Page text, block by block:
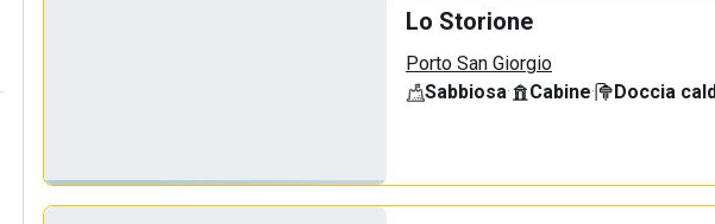
Lo Storione
Porto San Giorgio
Sabbiosa· Cabine· Doccia